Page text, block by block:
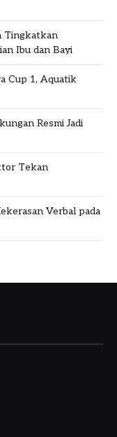
Tingkatkan
Ibu dan Bayi
Cup 1, Aquatik
Resmi Jadi
Tekan
Verbal pada